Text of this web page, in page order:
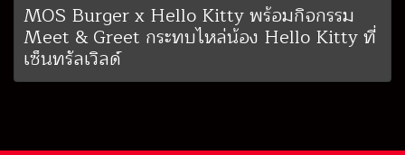
MOS Burger x Hello Kitty พร้อมกิจกรรม
Meet & Greet กระทบไหล่น้อง Hello Kitty ที่
เซ็นทรัลเวิลด์